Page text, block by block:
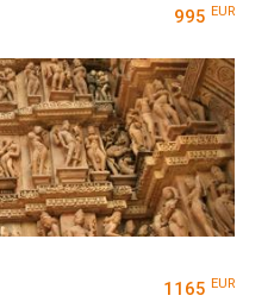
995 EUR
1165 EUR